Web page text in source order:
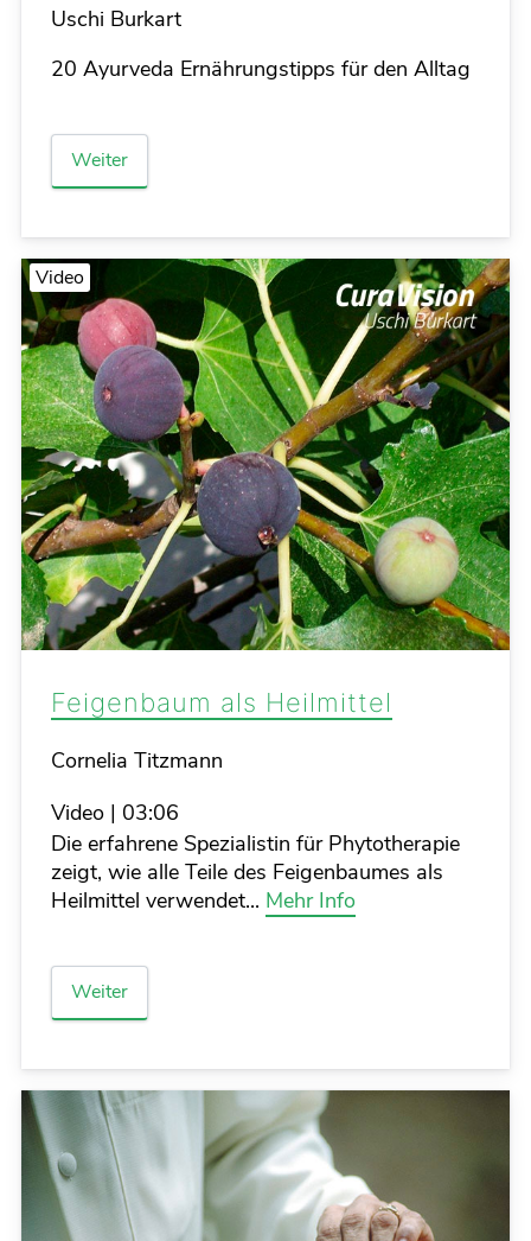
Details
Uschi Burkart
20 Ayurveda Ernährungstipps für den Alltag
Weiter
Video
Feigenbaum als Heilmittel
Details
Cornelia Titzmann
Video | 03:06
Die erfahrene Spezialistin für Phytotherapie
zeigt, wie alle Teile des Feigenbaumes als
Heilmittel verwendet... Mehr Info
Weiter